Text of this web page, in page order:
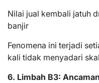
Nilai jual kembali jatuh
banjir
Fenomena ini terjadi
kali tidak menyadari
6. Limbah B3: